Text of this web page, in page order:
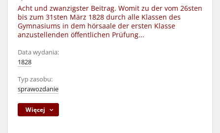
Acht und zwanzigster Beitrag. Womit zu der vom 26sten
bis zum 31sten März 1828 durch alle Klassen des
Gymnasiums in dem hörsaale der ersten Klasse
anzustellenden öffentlichen Prüfung...
Data wydania:
1828
Typ zasobu:
sprawozdanie
Więcej